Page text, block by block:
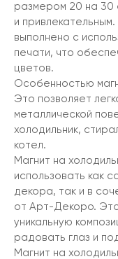
размером 20 на 30
и
выполнено с
печати, что
цветов.
Особенностью
Это позволяет
металлической
холодильник,
котел.
Магнит на
использовать как
декора, так и в
от Арт-Декоро.
уникальную
радовать глаз и
Магнит на